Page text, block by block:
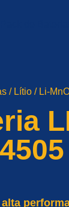
/ Lítio / Li-